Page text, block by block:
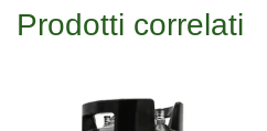
Prodotti correlati